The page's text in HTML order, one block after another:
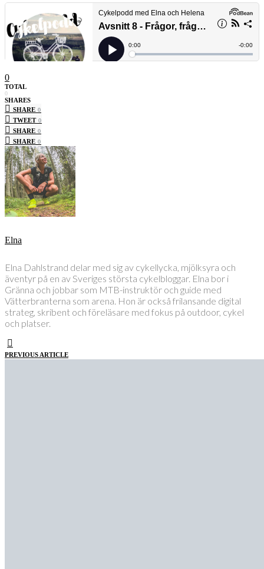
0
TOTAL
0
SHARES
SHARE 0
TWEET 0
SHARE 0
SHARE 0
Elna
Elna Dahlstrand delar med sig av cykellycka, mjölksyra och
äventyr på en av Sveriges största cykelbloggar. Elna bor i
Gränna och jobbar som MTB-instruktör och guide med
Vätterbranterna som arena. Hon är också frilansande digital
strateg, skribent och föreläsare med fokus på outdoor, cykel
och platser.
PREVIOUS ARTICLE